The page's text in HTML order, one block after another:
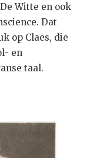
Witte en ook
Dat
op Claes, die
en
taal.